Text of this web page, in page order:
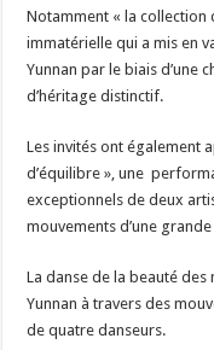
Notamment « la collection
immatérielle qui a mis en
Yunnan par le biais d’une
d’héritage distinctif.
Les invités ont également
d’équilibre », une
exceptionnels de deux
mouvements d’une
La danse de la beauté
Yunnan à travers des
de quatre danseurs.